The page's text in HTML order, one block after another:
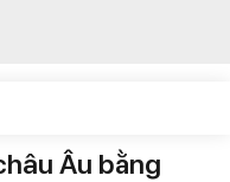
Âu bằng